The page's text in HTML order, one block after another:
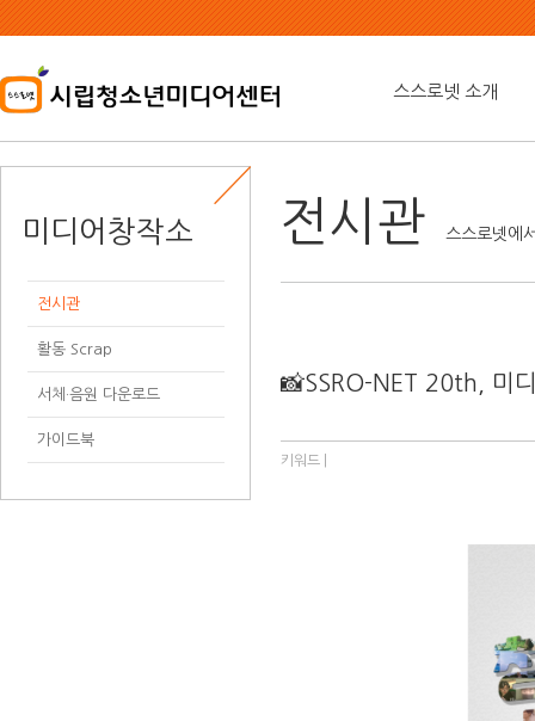
본
문
용
바
가
기
스스로넷 소개
미디어창작소
전시관
활동 Scrap
서체·음원 다운로드
가이드북
전시관 스스로넷에
📸SSRO-NET 20th, 미
키워드 |